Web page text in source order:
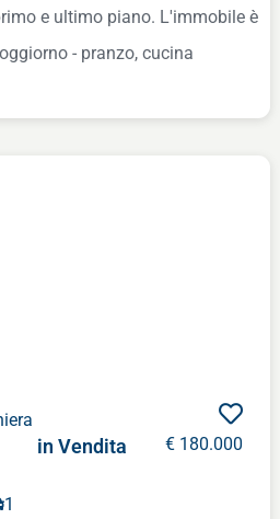
e ultimo piano. L'immobile è
- pranzo, cucina
in Vendita
1
€ 180.000